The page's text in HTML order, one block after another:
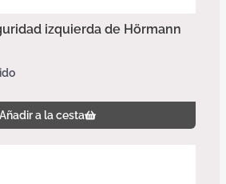
izquierda de Hörmann
Añadir a la cesta